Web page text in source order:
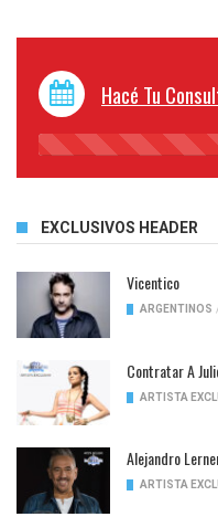
Hacé Tu
EXCLUSIVOS HEADER
Vicentico
ARGENTINOS
Contratar A
ARTISTA
Alejandro
ARTISTA